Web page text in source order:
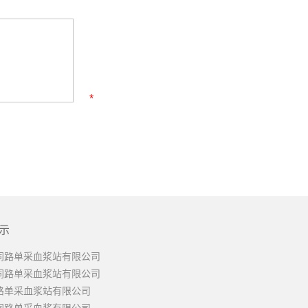
*
路单采血浆站有限公司
路单采血浆站有限公司
单采血浆站有限公司